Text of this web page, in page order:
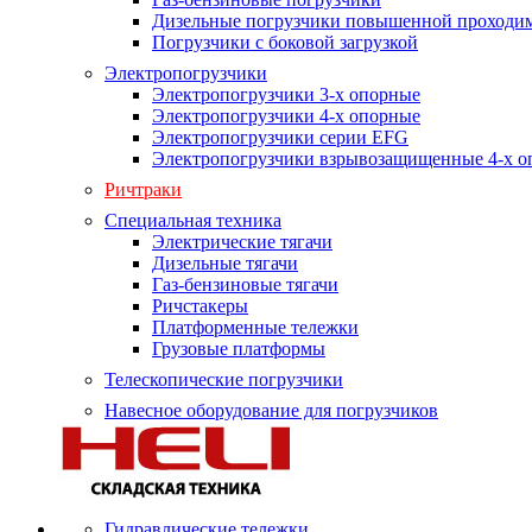
Дизельные погрузчики повышенной
Погрузчики с боковой загрузкой
Электропогрузчики
Электропогрузчики 3-х опорные
Электропогрузчики 4-х опорные
Электропогрузчики серии EFG
Электропогрузчики взрывозащищенные 4-х
Ричтраки
Специальная техника
Электрические тягачи
Дизельные тягачи
Газ-бензиновые тягачи
Ричстакеры
Платформенные тележки
Грузовые платформы
Телескопические погрузчики
Навесное оборудование для погрузчиков